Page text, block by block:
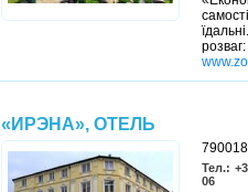
«ИРЭНА», ОТЕЛЬ
Тел.:
06